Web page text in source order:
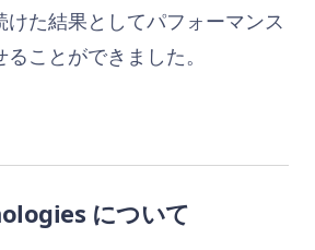
けた結果としてパフォーマンス
ことができました。
について